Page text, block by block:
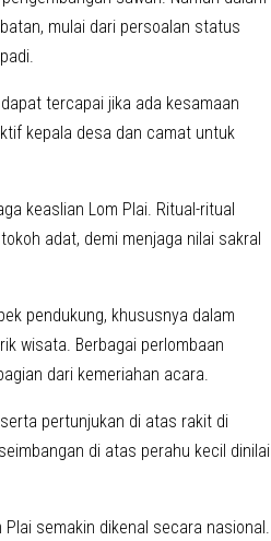
mulai dari persoalan status
tercapai jika ada kesamaan
kepala desa dan camat untuk
keaslian Lom Plai. Ritual-ritual
adat, demi menjaga nilai sakral
pendukung, khususnya dalam
wisata. Berbagai perlombaan
dari kemeriahan acara.
pertunjukan di atas rakit di
di atas perahu kecil dinilai
Plai semakin dikenal secara nasional.